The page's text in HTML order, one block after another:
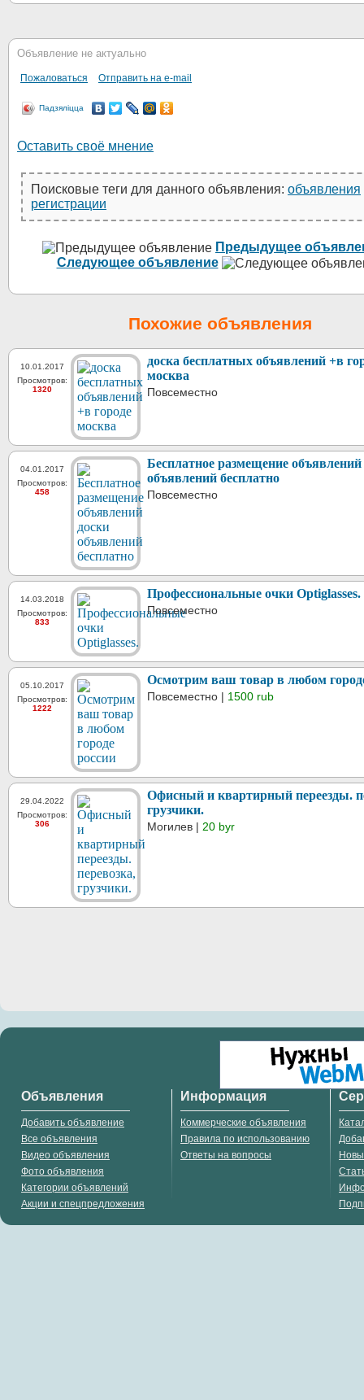
Объявление не актуально
Пожаловаться Отправить на e-mail
Падзяліцца
Оставить своё мнение
Поисковые теги для данного объявления: объявления
регистрации
Предыдущее
Следующее объявление
Похожие объявления
10.01.2017
Просмотров:
1320
доска бесплатных объявлений +в
москва
Повсеместно
04.01.2017
Просмотров:
458
Бесплатное размещение объявлений
объявлений бесплатно
Повсеместно
14.03.2018
Просмотров:
833
Профессиональные очки Optiglasses.
Повсеместно
05.10.2017
Просмотров:
1222
Осмотрим ваш товар в любом
Повсеместно | 1500 rub
29.04.2022
Просмотров:
306
Офисный и квартирный переезды.
грузчики.
Могилев | 20 byr
Объявления
Добавить объявление
Все объявления
Видео объявления
Фото объявления
Категории объявлений
Акции и спецпредложения
Информация
Коммерческие объявления
Правила по использованию
Ответы на вопросы